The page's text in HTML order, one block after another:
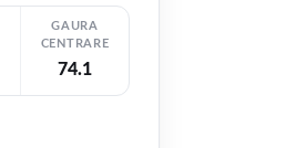
GAURA
CENTRARE
74.1